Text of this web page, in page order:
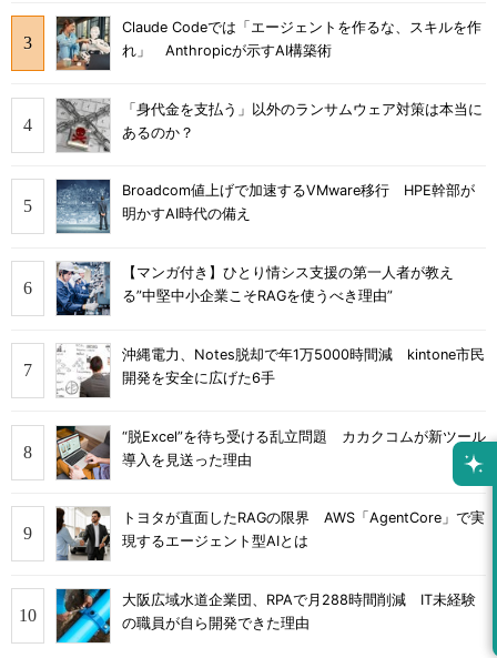
Claude Codeでは「エージェントを作るな、スキルを作
れ」 Anthropicが示すAI構築術
「身代金を支払う」以外のランサムウェア対策は本当に
あるのか？
Broadcom値上げで加速するVMware移行 HPE幹部が
明かすAI時代の備え
【マンガ付き】ひとり情シス支援の第一人者が教え
る”中堅中小企業こそRAGを使うべき理由”
沖縄電力、Notes脱却で年1万5000時間減 kintone市民
開発を安全に広げた6手
“脱Excel”を待ち受ける乱立問題 カカクコムが新ツール
導入を見送った理由
トヨタが直面したRAGの限界 AWS「AgentCore」で実
現するエージェント型AIとは
大阪広域水道企業団、RPAで月288時間削減 IT未経験
の職員が自ら開発できた理由